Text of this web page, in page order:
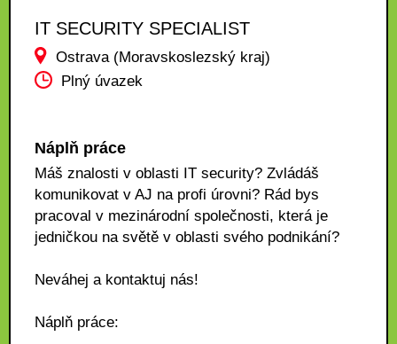
IT SECURITY SPECIALIST
Ostrava (Moravskoslezský kraj)
Plný úvazek
Náplň práce
Máš znalosti v oblasti IT security? Zvládáš
komunikovat v AJ na profi úrovni? Rád bys
pracoval v mezinárodní společnosti, která je
jedničkou na světě v oblasti svého podnikání?
Neváhej a kontaktuj nás!
Náplň práce: